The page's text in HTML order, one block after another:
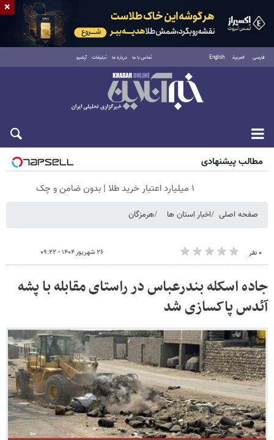
فارسی العربية English تماس با ما درباره ما تبلیغات آرشیو
پنجشنبه ۱۵ مرداد ۱۴۰۵
مطالب پیشنهادی
۱ میلیارد اعتبار خرید طلا | بدون ضامن و چک
صفحه اصلی اخبار استان ها هرمزگان
۰ نفر ۲۶ شهریور ۱۴۰۴ - ۰۹:۲۲
جاده اسکله بندرعباس در راستای مقابله با پشه
آئدس پاکسازی شد
×